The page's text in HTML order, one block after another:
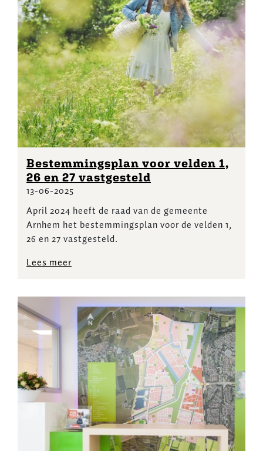
Bestemmingsplan voor velden 1,
26 en 27 vastgesteld
13-06-2025
April 2024 heeft de raad van de gemeente
Arnhem het bestemmingsplan voor de velden 1,
26 en 27 vastgesteld.
Lees meer